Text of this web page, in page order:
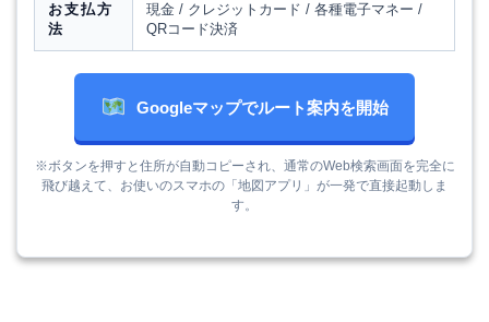
お支払方
法
現金 / クレジットカード / 各種電子マネー /
QRコード決済
Googleマップでルート案内を開始
※ボタンを押すと住所が自動コピーされ、通常のWeb検索画面を完全に
飛び越えて、お使いのスマホの「地図アプリ」が一発で直接起動しま
す。